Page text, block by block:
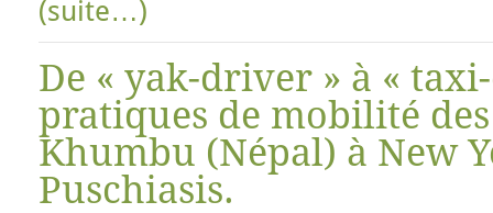
(suite…)
De « yak-driver » à «
pratiques de mobilité
Khumbu (Népal) à New
Puschiasis.